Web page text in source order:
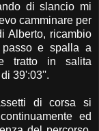
di slancio mi
camminare per
Alberto, ricambio
passo e spalla a
tratto in salita
39':03''.
di corsa si
ed